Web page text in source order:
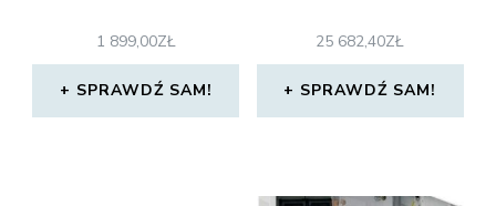
1 899,00ZŁ
SPRAWDŹ SAM!
25 682,40ZŁ
SPRAWDŹ SAM!